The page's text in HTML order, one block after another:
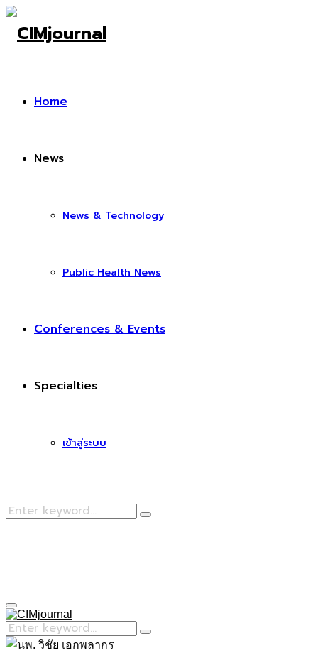
Home
News
News & Technology
Public Health News
Conferences & Events
Specialties
เข้าสู่ระบบ
Search
Search
Primary
Menu
Search
for:
Search